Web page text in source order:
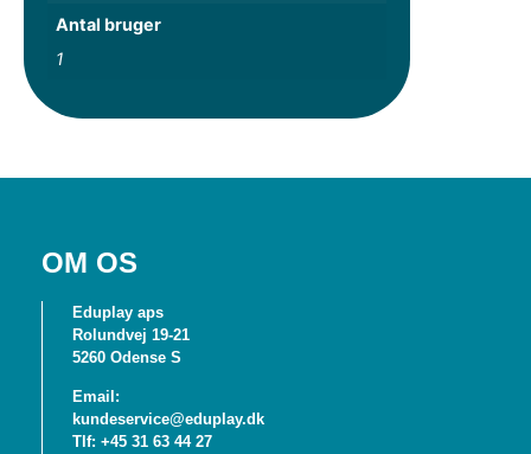
Antal bruger
1
OM OS
Eduplay aps
Rolundvej 19-21
5260 Odense S
Email:
kundeservice@eduplay.dk
Tlf: +45 31 63 44 27